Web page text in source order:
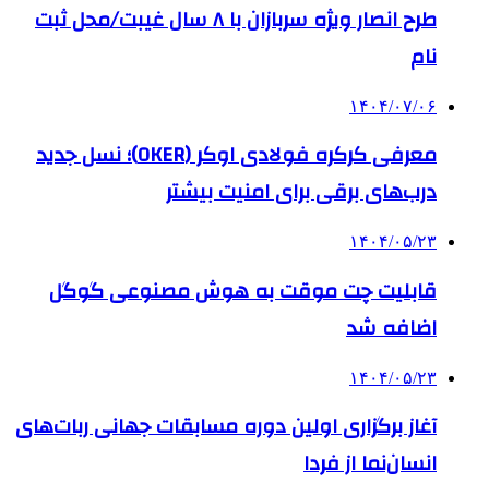
طرح انصار ویژه سربازان با ۸ سال غیبت/محل ثبت
نام
۱۴۰۴/۰۷/۰۶
معرفی کرکره فولادی اوکر (OKER)؛ نسل جدید
درب‌های برقی برای امنیت بیشتر
۱۴۰۴/۰۵/۲۳
قابلیت چت موقت به هوش مصنوعی گوگل
اضافه شد
۱۴۰۴/۰۵/۲۳
آغاز برگزاری اولین دوره مسابقات جهانی ربات‌های
انسان‌نما از فردا